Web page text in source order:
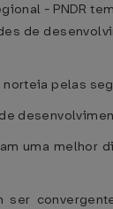
- PNDR
de
pelas
uma melhor
ser